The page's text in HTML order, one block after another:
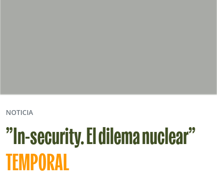
NOTICIA
”In-security. El dilema nuclear”
TEMPORAL